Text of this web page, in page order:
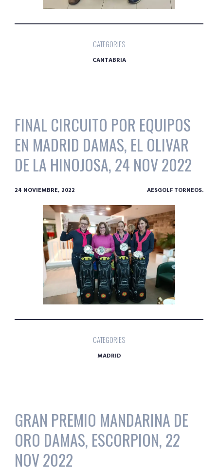
CATEGORIES
CANTABRIA
FINAL CIRCUITO POR EQUIPOS
EN MADRID DAMAS, EL OLIVAR
DE LA HINOJOSA, 24 NOV 2022
24 NOVIEMBRE, 2022 AESGOLF TORNEOS.
CATEGORIES
MADRID
GRAN PREMIO MANDARINA DE
ORO DAMAS, ESCORPION, 22
NOV 2022